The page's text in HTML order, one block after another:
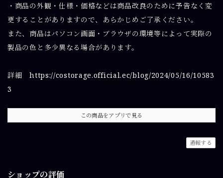
・商品の外観・仕様・価格などは商品改良のために予告なく変
更することがありますので、あらかじめご了承ください。
また、商品はパソコン画面・ブラウザの環境等によって実際の
製品の色と多少異なる場合があります。
詳細https://costorage.official.ec/blog/2024/05/16/10583
3
この商品をアプリで見る
通報する
ショップの評価